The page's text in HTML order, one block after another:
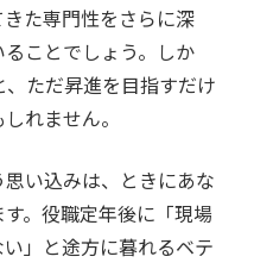
た専門性をさらに深
ことでしょう。しか
ただ昇進を目指すだけ
れません。
思い込みは、ときにあな
。役職定年後に「現場
」と途方に暮れるベテ